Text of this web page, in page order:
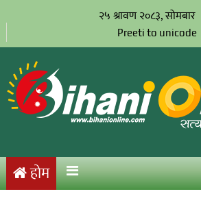
२५ श्रावण २०८३, सोमबार
Preeti to unicode
होम